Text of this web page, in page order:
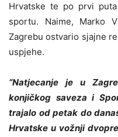
Hrvatske te po prvi
sportu. Naime, Marko
Zagrebu ostvario sjajne
uspjehe.
“Natjecanje je u
konjičkog saveza i
trajalo od petak do
Hrvatske u vožnji